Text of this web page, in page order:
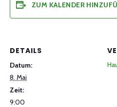
ZUM KALENDER
DETAILS
Datum:
8. Mai
Zeit:
9:00